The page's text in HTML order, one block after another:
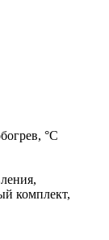
°C
комплект,